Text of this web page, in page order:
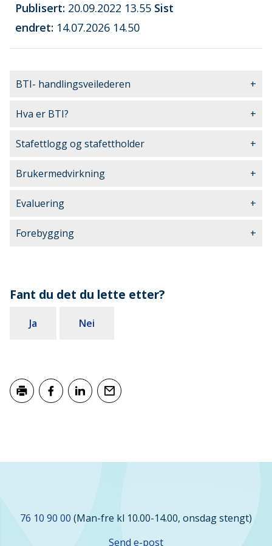
Publisert 20.09.2022 13.55 Sist
endret 14.07.2026 14.50
BTI- handlingsveilederen
Hva er BTI?
Stafettlogg og stafettholder
Brukermedvirkning
Evaluering
Forebygging
Fant du det du lette etter?
Ja Nei
oss
76 10 90 00 (Man-fre kl 10.00-14.00, onsdag stengt)
Send e-post